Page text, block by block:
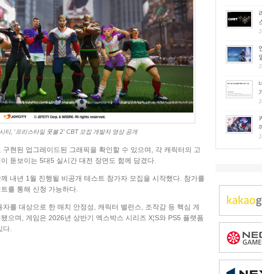
티, ‘프리스타일 풋볼 2’ CBT 모집 개발자 영상 공개
현된 업그레이드된 그래픽을 확인할 수 있으며, 각 캐릭터의 고
돋보이는 5대5 실시간 대전 장면도 함께 담겼다.
내년 1월 진행될 비공개 테스트 참가자 모집을 시작했다. 참가를
를 통해 신청 가능하다.
를 대상으로 한 매치 안정성, 캐릭터 밸런스, 조작감 등 핵심 게
으며, 게임은 2026년 상반기 엑스박스 시리즈 X¦S와 PS5 플랫폼
.